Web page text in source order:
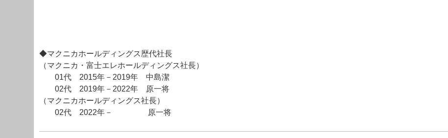
◆マクニカホールディングス歴代社長
（マクニカ・富士エレホールディングス社長）
01代 2015年－2019年 中島潔
02代 2019年－2022年 原一将
（マクニカホールディングス社長）
02代 2022年－ 原一将